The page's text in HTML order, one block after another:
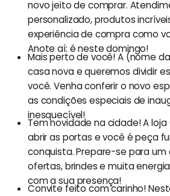
novo jeito de comprar.
personalizado, produtos
experiência de compra como
Anote aí: é neste domingo!
Mais perto de você! A (nome
casa nova e queremos dividir
você. Venha conferir o novo
as condições especiais de
inesquecível!
Tem novidade na cidade! A
abrir as portas e você é peça
conquista. Prepare-se para um
ofertas, brindes e muita
com a sua presença!
Convite feito com carinho!